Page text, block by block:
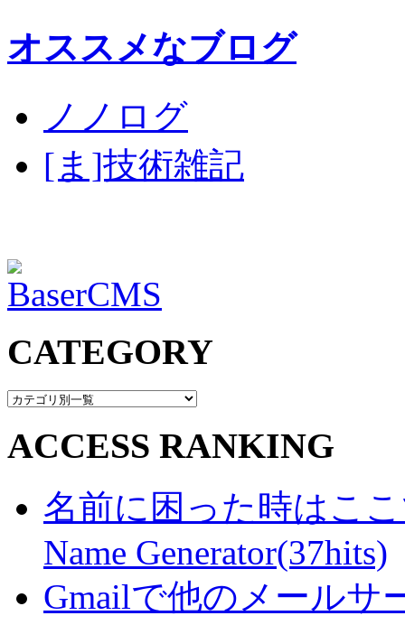
オススメなブログ
ノノログ
[ま]技術雑記
CATEGORY
ACCESS RANKING
名前に困った時はここ
Name Generator(37hits)
Gmailで他のメールサ